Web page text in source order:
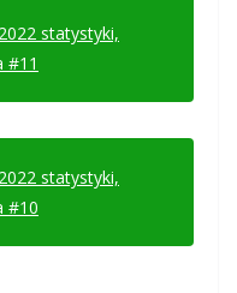
statystyki,
#11
statystyki,
#10